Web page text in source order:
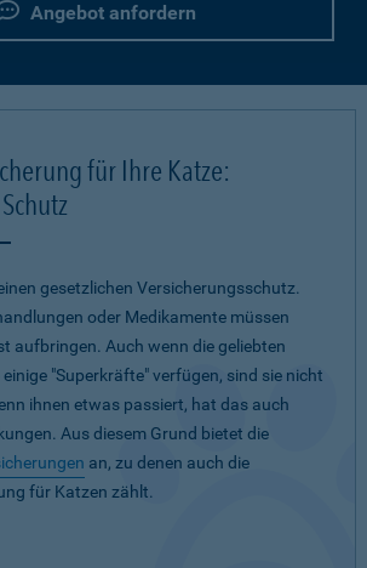
Angebot anfordern
für Ihre Katze:
gesetzlichen Versicherungsschutz.
oder Medikamente müssen
aufbringen. Auch wenn die geliebten
"Superkräfte" verfügen, sind sie nicht
ihnen etwas passiert, hat das auch
Aus diesem Grund bietet die
an, zu denen auch die
für Katzen zählt.